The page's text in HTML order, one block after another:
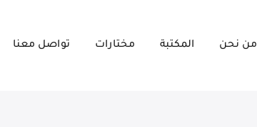
من نحن المكتبة مختارات تواصل معنا